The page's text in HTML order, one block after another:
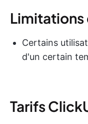
Certains
d'un certain
Tarifs